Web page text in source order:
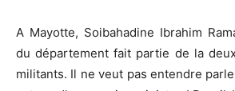
A Mayotte, Soibahadine Ibrahim
du département fait partie de la
militants. Il ne veut pas entendre